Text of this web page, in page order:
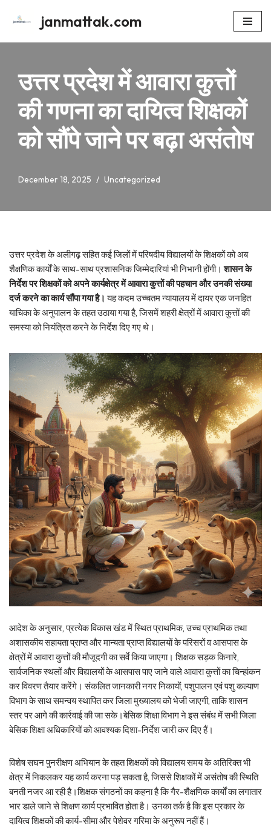
janmattak.com
उत्तर प्रदेश में आवारा कुत्तों
की गणना का दायित्व शिक्षकों
को सौंपे जाने पर बढ़ा असंतोष
December 18, 2025 Uncategorized
उत्तर प्रदेश के अलीगढ़ सहित कई जिलों में परिषदीय विद्यालयों के शिक्षकों को अब
शैक्षणिक कार्यों के साथ-साथ प्रशासनिक जिम्मेदारियां भी निभानी होंगी।शासन के
निर्देश पर शिक्षकों को अपने कार्यक्षेत्र में आवारा कुत्तों की पहचान और उनकी संख्या
दर्ज करने का कार्य सौंपा गया है। यह कदम उच्चतम न्यायालय में दायर एक जनहित
याचिका के अनुपालन के तहत उठाया गया है, जिसमें शहरी क्षेत्रों में आवारा कुत्तों की
समस्या को नियंत्रित करने के निर्देश दिए गए थे।
आदेश के अनुसार, प्रत्येक विकास खंड में स्थित प्राथमिक, उच्च प्राथमिक तथा
अशासकीय सहायता प्राप्त और मान्यता प्राप्त विद्यालयों के परिसरों व आसपास के
क्षेत्रों में आवारा कुत्तों की मौजूदगी का सर्वे किया जाएगा। शिक्षक सड़क किनारे,
सार्वजनिक स्थलों और विद्यालयों के आसपास पाए जाने वाले आवारा कुत्तों का चिन्हांकन
कर विवरण तैयार करेंगे। संकलित जानकारी नगर निकायों, पशुपालन एवं पशु कल्याण
विभाग के साथ समन्वय स्थापित कर जिला मुख्यालय को भेजी जाएगी, ताकि शासन
स्तर पर आगे की कार्रवाई की जा सके।बेसिक शिक्षा विभाग ने इस संबंध में सभी जिला
बेसिक शिक्षा अधिकारियों को आवश्यक दिशा-निर्देश जारी कर दिए हैं।
विशेष सघन पुनरीक्षण अभियान के तहत शिक्षकों को विद्यालय समय के अतिरिक्त भी
क्षेत्र में निकलकर यह कार्य करना पड़ सकता है, जिससे शिक्षकों में असंतोष की स्थिति
बनती नजर आ रही है।शिक्षक संगठनों का कहना है कि गैर-शैक्षणिक कार्यों का लगातार
भार डाले जाने से शिक्षण कार्य प्रभावित होता है। उनका तर्क है कि इस प्रकार के
दायित्व शिक्षकों की कार्य-सीमा और पेशेवर गरिमा के अनुरूप नहीं हैं।